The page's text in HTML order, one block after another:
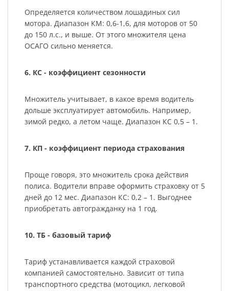
Определяется количеством лошадиных сил
мотора. Диапазон КМ: 0,6-1,6, для моторов от 50
до 150 л.с., и выше. От этого множителя цена
ОСАГО сильно меняется.
6. КС - коэффициент сезонности
Множитель учитывает, в какое время водитель
дольше эксплуатирует автомобиль. Например,
зимой редко, а летом чаще. Диапазон КС 0,5 – 1.
7. КП - коэффициент периода страхования
Проще говоря, это множитель срока действия
полиса. Водители вправе оформить страховку от 5
дней до 12 мес. Диапазон КС: 0,2 – 1. Выгоднее
приобретать автогражданку на 1 год.
10. ТБ - базовый тариф
Тариф устанавливается каждой страховой
компанией самостоятельно. Зависит от типа
транспортного средства (мотоцикл, легковой